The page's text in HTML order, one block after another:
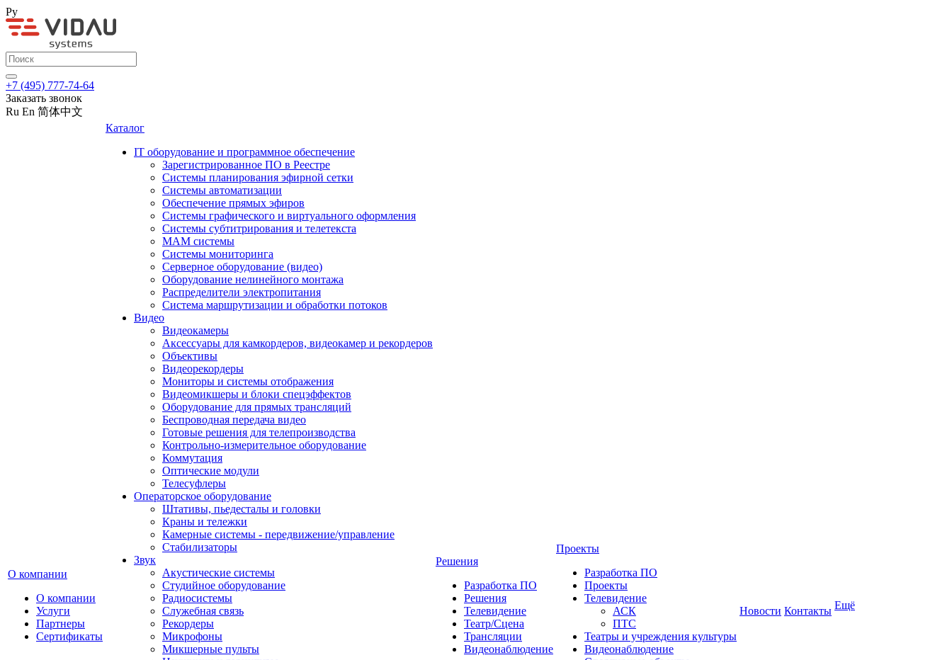
Ру
+7 (495) 777-74-64
Заказать звонок
Ru En 简体中文
О компании
О компании
Услуги
Партнеры
Сертификаты
Каталог
IT оборудование и программное обеспечение
Зарегистрированное ПО в Реестре
Системы планирования эфирной сетки
Системы автоматизации
Обеспечение прямых эфиров
Системы графического и виртуального оформления
Системы субтитрирования и телетекста
MAM системы
Системы мониторинга
Серверное оборудование (видео)
Оборудование нелинейного монтажа
Распределители электропитания
Система маршрутизации и обработки потоков
Видео
Видеокамеры
Аксессуары для камкордеров, видеокамер и рекордеров
Объективы
Видеорекордеры
Мониторы и системы отображения
Видеомикшеры и блоки спецэффектов
Оборудование для прямых трансляций
Беспроводная передача видео
Готовые решения для телепроизводства
Контрольно-измерительное оборудование
Коммутация
Оптические модули
Телесуфлеры
Операторское оборудование
Штативы, пьедесталы и головки
Краны и тележки
Камерные системы - передвижение/управление
Стабилизаторы
Звук
Акустические системы
Студийное оборудование
Радиосистемы
Служебная связь
Рекордеры
Микрофоны
Микшерные пульты
Решения
Разработка ПО
Решения
Телевидение
Театр/Сцена
Трансляции
Видеонаблюдение
Проекты
Разработка ПО
Проекты
Телевидение
АСК
ПТС
Театры и учреждения культуры
Видеонаблюдение
Новости Контакты Ещё